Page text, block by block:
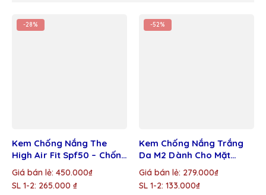
-28%
Kem Chống Nắng The
High Air Fit Spf50 – Chống
Nắng – Nâng Tone –
Dưỡng Da Chỉ Với 1 Bước
Giá bán lẻ: 450.000₫
SL 1-2: 265.000 ₫
-52%
Kem Chống Nắng Trắng
Da M2 Dành Cho Mặt
50ml – Giá Sỉ Cho Shop,
Đại Lý
Giá bán lẻ: 279.000₫
SL 1-2: 133.000₫